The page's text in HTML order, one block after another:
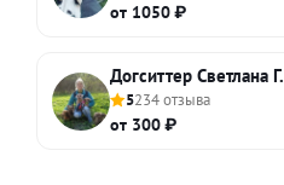
от 1050 ₽
Догситтер Светлана Г.
5234 отзыва
от 300 ₽